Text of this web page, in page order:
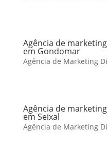
Agência de
em Gondomar
Agência de Marketing
Agência de
em Seixal
Agência de Marketing